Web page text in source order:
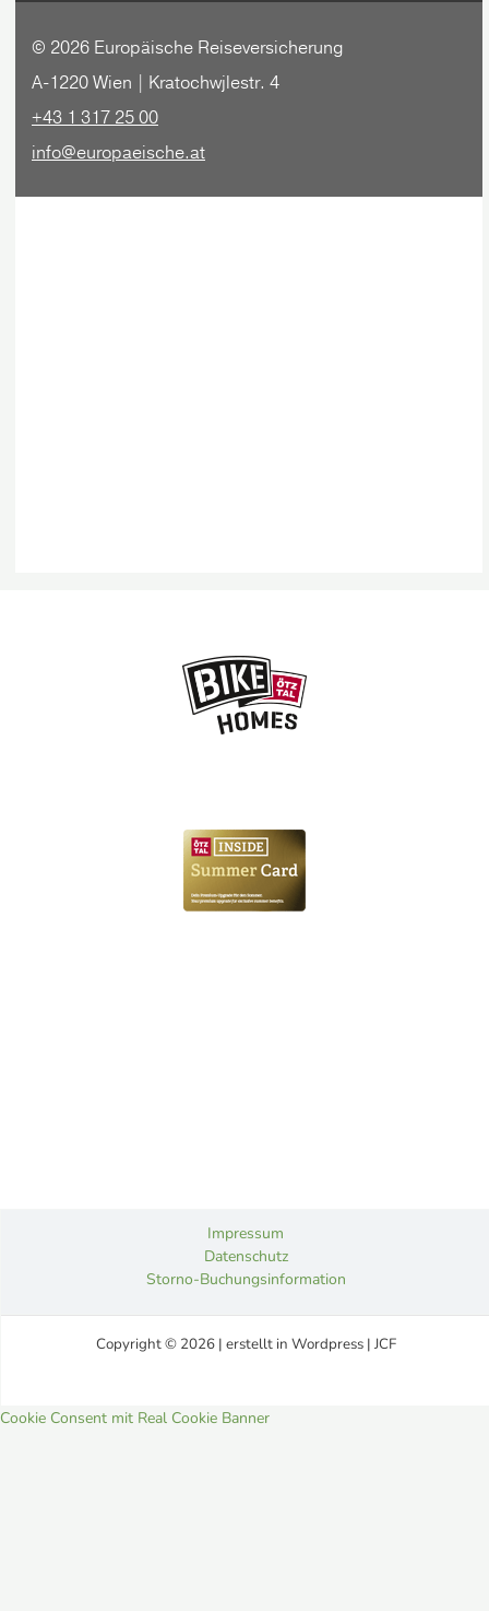
Impressum
Datenschutz
Storno-Buchungsinformation
Copyright © 2026 | erstellt in Wordpress | JCF
Cookie Consent mit Real Cookie Banner